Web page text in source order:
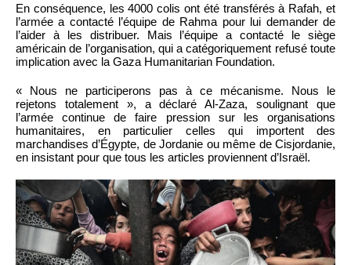
En conséquence, les 4000 colis ont été transférés à Rafah, et
l’armée a contacté l’équipe de Rahma pour lui demander de
l’aider à les distribuer. Mais l’équipe a contacté le siège
américain de l’organisation, qui a catégoriquement refusé toute
implication avec la Gaza Humanitarian Foundation.
« Nous ne participerons pas à ce mécanisme. Nous le
rejetons totalement », a déclaré Al-Zaza, soulignant que
l’armée continue de faire pression sur les organisations
humanitaires, en particulier celles qui importent des
marchandises d’Égypte, de Jordanie ou même de Cisjordanie,
en insistant pour que tous les articles proviennent d’Israël.